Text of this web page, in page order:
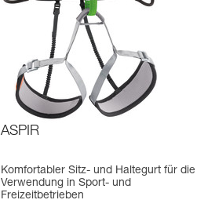
ASPIR
Komfortabler Sitz- und Haltegurt für die
Verwendung in Sport- und
Freizeitbetrieben